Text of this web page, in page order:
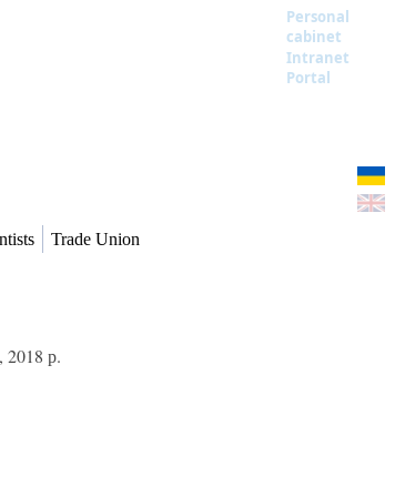
Personal
cabinet
Intranet
Portal
Trade Union
2018 р.